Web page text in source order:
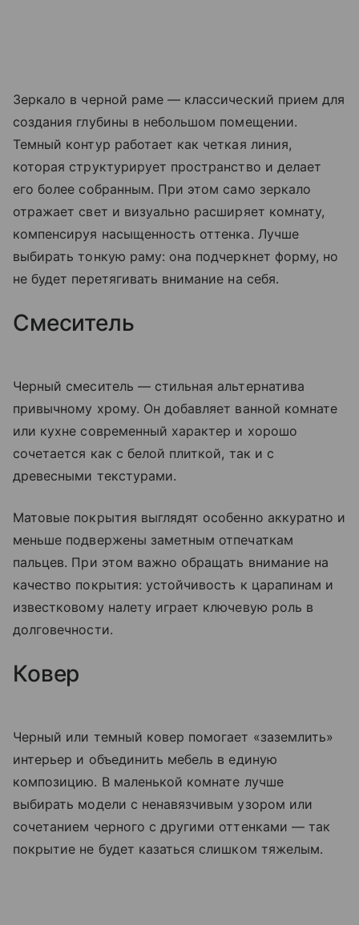
Зеркало в черной раме — классический прием для
создания глубины в небольшом помещении.
Темный контур работает как четкая линия,
которая структурирует пространство и делает
его более собранным. При этом само зеркало
отражает свет и визуально расширяет комнату,
компенсируя насыщенность оттенка. Лучше
выбирать тонкую раму: она подчеркнет форму, но
не будет перетягивать внимание на себя.
Смеситель
Черный смеситель — стильная альтернатива
привычному хрому. Он добавляет ванной комнате
или кухне современный характер и хорошо
сочетается как с белой плиткой, так и с
древесными текстурами.
Матовые покрытия выглядят особенно аккуратно и
меньше подвержены заметным отпечаткам
пальцев. При этом важно обращать внимание на
качество покрытия: устойчивость к царапинам и
известковому налету играет ключевую роль в
долговечности.
Ковер
Черный или темный ковер помогает «заземлить»
интерьер и объединить мебель в единую
композицию. В маленькой комнате лучше
выбирать модели с ненавязчивым узором или
сочетанием черного с другими оттенками — так
покрытие не будет казаться слишком тяжелым.